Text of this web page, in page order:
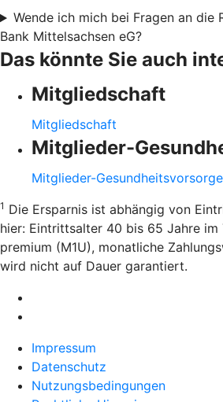
Wende ich mich bei Fragen an die
Bank Mittelsachsen eG?
Das könnte Sie auch
Mitgliedschaft
Mitgliedschaft
Mitglieder-
Mitglieder-Gesundheitsvorsorge
1 Die Ersparnis ist abhängig von
hier: Eintrittsalter 40 bis 65 Jahre
premium (M1U), monatliche
wird nicht auf Dauer garantiert.
Impressum
Datenschutz
Nutzungsbedingungen